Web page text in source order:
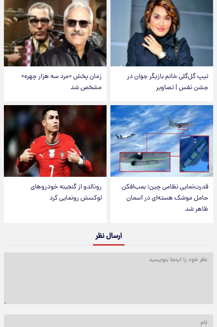
تیپ گل‌گلی خانم بازیگر جوان در
جشن نفس | تصاویر
زمان پخش «مرد سه هزار چهره»
مشخص شد
قدرت‌نمایی نظامی چین؛ بمب‌افکن
حامل موشک هسته‌ای در آسمان
ظاهر شد
رونالدو از گنجینه خودروهای
لوکسش رونمایی کرد
ارسال نظر